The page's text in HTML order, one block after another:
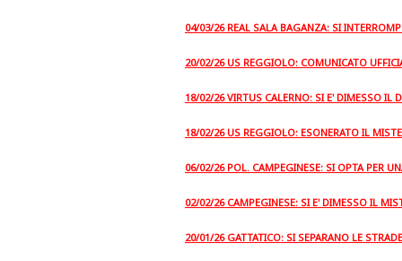
04/03/26 REAL SALA BAGANZA: SI
20/02/26 US REGGIOLO: COMUNICATO
18/02/26 VIRTUS CALERNO: SI E' DIMESSO IL
18/02/26 US REGGIOLO: ESONERATO IL
06/02/26 POL. CAMPEGINESE: SI OPTA PER
02/02/26 CAMPEGINESE: SI E' DIMESSO IL
20/01/26 GATTATICO: SI SEPARANO LE